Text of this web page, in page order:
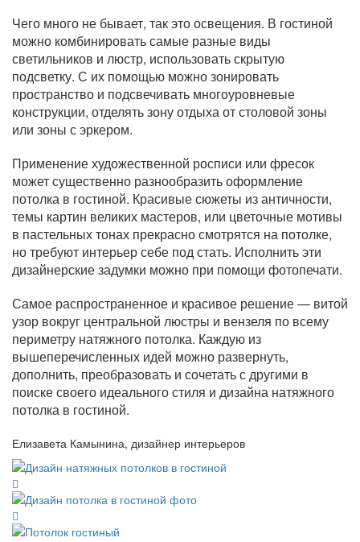
Чего много не бывает, так это освещения. В гостиной
можно комбинировать самые разные виды
светильников и люстр, использовать скрытую
подсветку. С их помощью можно зонировать
пространство и подсвечивать многоуровневые
конструкции, отделять зону отдыха от столовой зоны
или зоны с эркером.
Применение художественной росписи или фресок
может существенно разнообразить оформление
потолка в гостиной. Красивые сюжеты из античности,
темы картин великих мастеров, или цветочные мотивы
в пастельных тонах прекрасно смотрятся на потолке,
но требуют интерьер себе под стать. Исполнить эти
дизайнерские задумки можно при помощи фотопечати.
Самое распространенное и красивое решение — витой
узор вокруг центральной люстры и вензеля по всему
периметру натяжного потолка. Каждую из
вышеперечисленных идей можно развернуть,
дополнить, преобразовать и сочетать с другими в
поиске своего идеального стиля и дизайна натяжного
потолка в гостиной.
Елизавета Камынина, дизайнер интерьеров